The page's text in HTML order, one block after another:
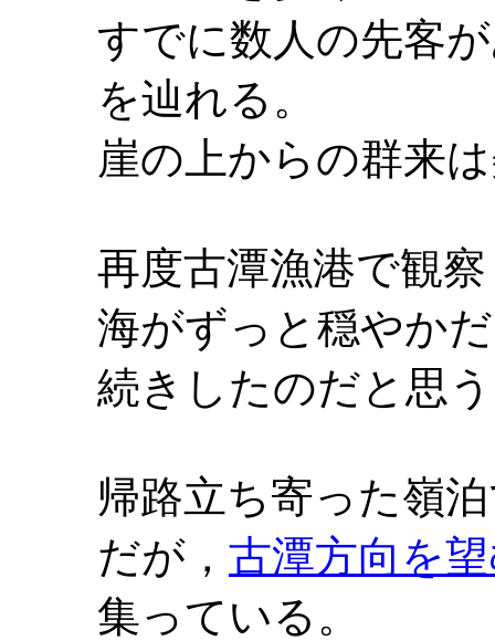
すでに数人の先客
を辿れる。
崖の上からの群来
再度古潭漁港で観
海がずっと穏やか
続きしたのだと思
帰路立ち寄った嶺
だが， 古潭方向を
集っている。